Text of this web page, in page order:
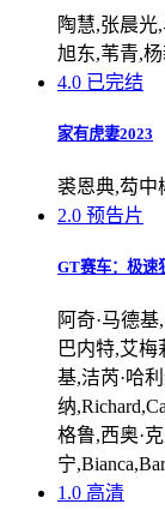
陶慧,张晨光
旭东,苇青,
4.0 已完结
家有虎妻2023
裘恩典,芶中
2.0 预告片
GT赛车：极速
阿奇·马德
巴内特,艾梅
基,洁芮·哈
纳
格鲁,西奥·
宁
1.0 高清